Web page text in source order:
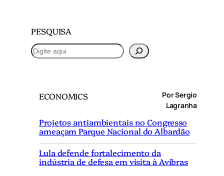
PESQUISA
P
e
ECONOMICS
Por Sergio
Lagranha
Projetos antiambientais no Congresso
ameaçam Parque Nacional do Albardão
Lula defende fortalecimento da
indústria de defesa em visita à Avibras